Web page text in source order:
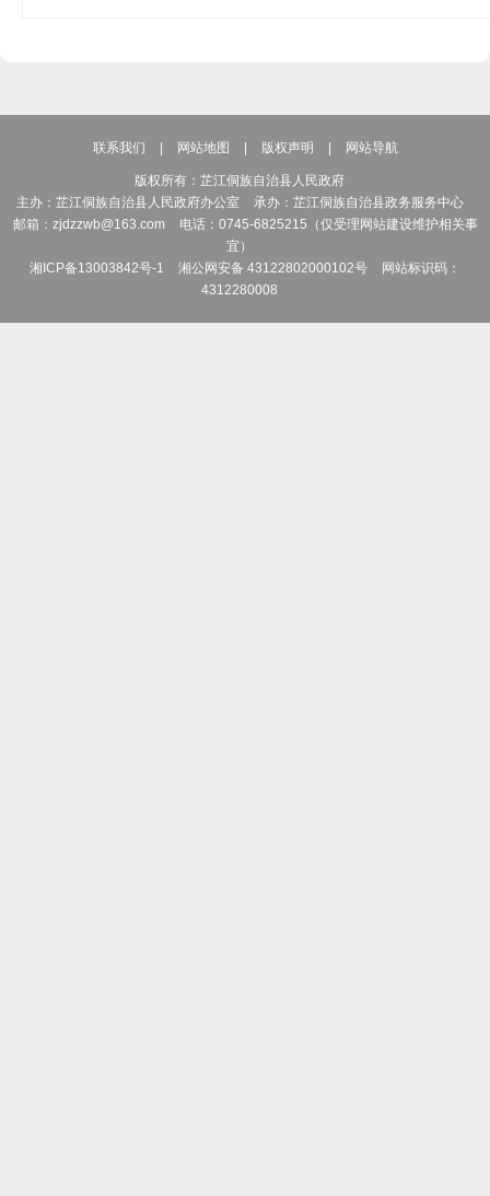
联系我们 网站地图 版权声明 网站导航
版权所有：芷江侗族自治县人民政府
主办：芷江侗族自治县人民政府办公室
承办：芷江侗族自治县政务服务中心
邮箱：zjdzzwb@163.com
电话：0745-6825215（仅受理网站建设维护相关事
宜）
湘ICP备13003842号-1
湘公网安备 43122802000102号
网站标识码：
4312280008